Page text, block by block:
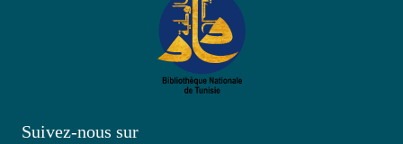
Suivez-nous sur